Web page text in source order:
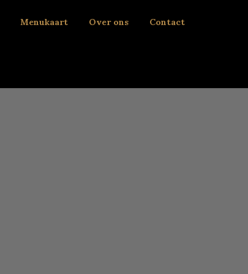
Menukaart Over ons Contact